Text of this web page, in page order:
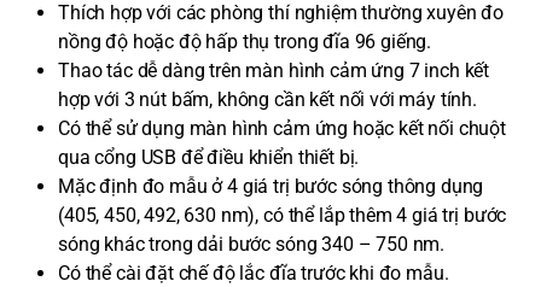
Thích hợp với các phòng thí nghiệm thường xuyên đo
nồng độ hoặc độ hấp thụ trong đĩa 96 giếng.
Thao tác dễ dàng trên màn hình cảm ứng 7 inch kết
hợp với 3 nút bấm, không cần kết nối với máy tính.
Có thể sử dụng màn hình cảm ứng hoặc kết nối chuột
qua cổng USB để điều khiển thiết bị.
Mặc định đo mẫu ở 4 giá trị bước sóng thông dụng
(405, 450, 492, 630 nm), có thể lắp thêm 4 giá trị bước
sóng khác trong dải bước sóng 340 – 750 nm.
Có thể cài đặt chế độ lắc đĩa trước khi đo mẫu.